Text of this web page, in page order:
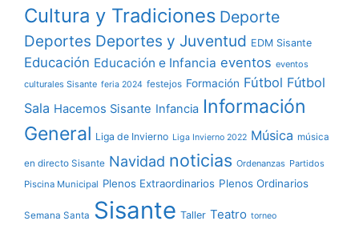
Cultura y Tradiciones Deporte
Deportes Deportes y Juventud EDM Sisante
Educación Educación e Infancia eventos eventos
culturales Sisante feria 2024 festejos Formación Fútbol Fútbol
Sala Hacemos Sisante Infancia Información
General Liga de Invierno Liga Invierno 2022 Música música
en directo Sisante Navidad noticias Ordenanzas Partidos
Piscina Municipal Plenos Extraordinarios Plenos Ordinarios
Semana Santa Sisante Taller Teatro torneo